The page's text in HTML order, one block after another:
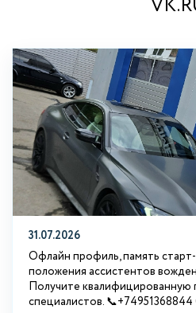
31.07.2026
Офлайн профиль, память
положения ассистентов
Получите
специалистов. 📞+74951368844